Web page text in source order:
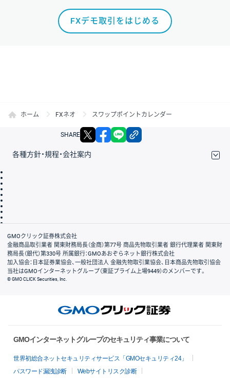
FXデモ取引をはじめる
ホーム FXネオ スワップポイントカレンダー
SHARE X facebook
各種方針・規程・会社案内
会社案内
GMOクリック証券株式会社
金融商品取引業者 関東財務局長（金商）第77号 商品先物取引業者 銀行代理業者 関東財
務局長（銀代）第330号 所属銀行：GMOあおぞらネット銀行株式会社
加入協会：日本証券業協会、一般社団法人 金融先物取引業協会、日本商品先物取引協会
当社はGMOインターネットグループ（東証プライム上場9449）のメンバーです。
© GMO CLICK Securities, Inc.
GMOインターネットグループのセキュリティ事業について
世界初総合ネットセキュリティサービス「GMOセキュリティ24」
パスワード漏洩診断
Webサイトリスク診断